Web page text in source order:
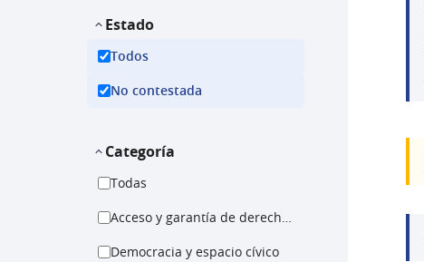
Estado
Todos
No contestada
Categoría
Todas
Acceso y garantía de derechos
Democracia y espacio cívico